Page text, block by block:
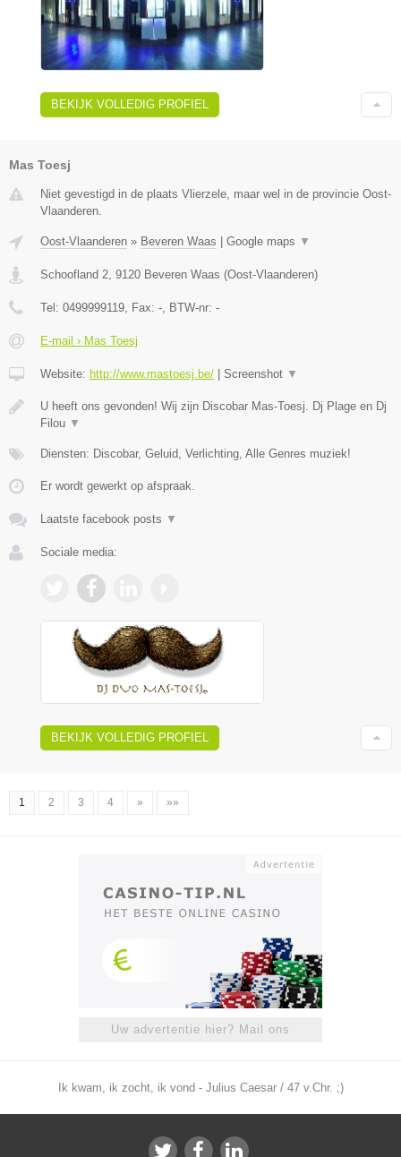
BEKIJK VOLLEDIG PROFIEL
Mas Toesj
Niet gevestigd in de plaats Vlierzele, maar wel in de provincie Oost-
Vlaanderen.
Oost-Vlaanderen » Beveren Waas | Google maps ▼
Schoofland 2 9120 Beveren Waas (Oost-Vlaanderen)
Tel: 0499999119 , Fax: - , BTW-nr: -
E-mail › Mas Toesj
Website: http://www.mastoesj.be/ | Screenshot ▼
U heeft ons gevonden! Wij zijn Discobar Mas-Toesj. Dj Plage en Dj
Filou ▼
Diensten: Discobar, Geluid, Verlichting, Alle Genres muziek!
Er wordt gewerkt op afspraak.
Laatste facebook posts ▼
Sociale media:
BEKIJK VOLLEDIG PROFIEL
1 2 3 4 » »»
Uw advertentie hier? Mail ons
Ik kwam, ik zocht, ik vond - Julius Caesar / 47 v.Chr. ;)